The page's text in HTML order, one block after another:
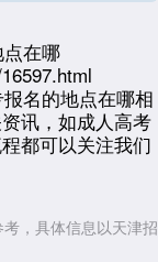
等)
毕业证、近期免冠
作日)
在哪
名的地点在哪相
讯，如成人高考
都可以关注我们
，具体信息以天津招